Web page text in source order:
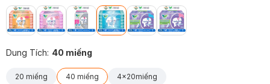
Dung Tích: 40 miếng
20 miếng 40 miếng 4x20miếng